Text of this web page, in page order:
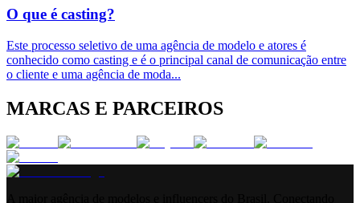
O que é casting?
Este processo seletivo de uma agência de modelo e atores é
conhecido como casting e é o principal canal de comunicação entre
o cliente e uma agência de moda...
MARCAS E PARCEIROS